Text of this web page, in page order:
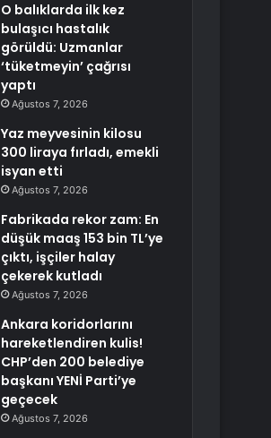
O balıklarda ilk kez
bulaşıcı hastalık
görüldü: Uzmanlar
‘tüketmeyin’ çağrısı
yaptı
Ağustos 7, 2026
Yaz meyvesinin kilosu
300 liraya fırladı, emekli
isyan etti
Ağustos 7, 2026
Fabrikada rekor zam: En
düşük maaş 153 bin TL’ye
çıktı, işçiler halay
çekerek kutladı
Ağustos 7, 2026
Ankara koridorlarını
hareketlendiren kulis!
CHP’den 200 belediye
başkanı YENİ Parti’ye
geçecek
Ağustos 7, 2026